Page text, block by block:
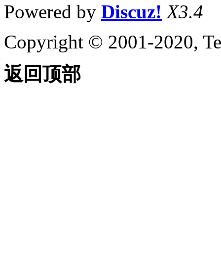
Powered by Discuz! X3.4
Copyright © 2001-2020,
返回顶部